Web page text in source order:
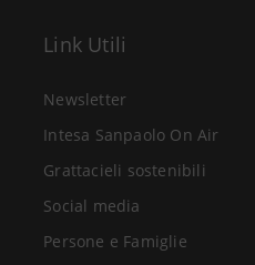
Link Utili
Newsletter
Intesa Sanpaolo On Air
Grattacieli sostenibili
Social media
Persone e Famiglie